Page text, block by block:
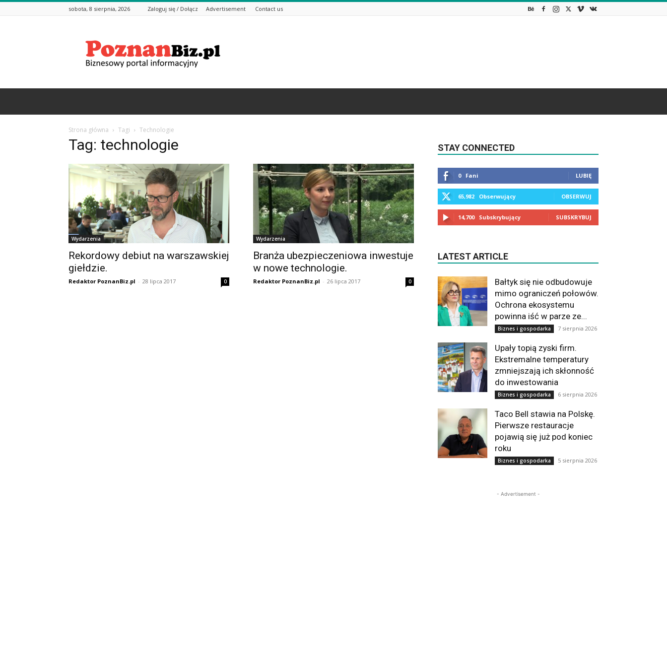
sobota, 8 sierpnia, 2026 Zaloguj się / Dołącz Advertisement Contact us
–
Informacje
biznesowe
Strona główna Tagi Technologie
Tag: technologie
Wydarzenia
Rekordowy debiut na warszawskiej
giełdzie.
Redaktor PoznanBiz.pl - 28 lipca 2017 0
Wydarzenia
Branża ubezpieczeniowa inwestuje
w nowe technologie.
Redaktor PoznanBiz.pl - 26 lipca 2017 0
STAY CONNECTED
0 Fani LUBIĘ
65,982 Obserwujący OBSERWUJ
14,700 Subskrybujący SUBSKRYBUJ
LATEST ARTICLE
Bałtyk się nie odbudowuje
mimo ograniczeń połowów.
Ochrona ekosystemu
powinna iść w parze ze...
Biznes i gospodarka 7 sierpnia 2026
Upały topią zyski firm.
Ekstremalne temperatury
zmniejszają ich skłonność
do inwestowania
Biznes i gospodarka 6 sierpnia 2026
Taco Bell stawia na Polskę.
Pierwsze restauracje
pojawią się już pod koniec
roku
Biznes i gospodarka 5 sierpnia 2026
- Advertisement -